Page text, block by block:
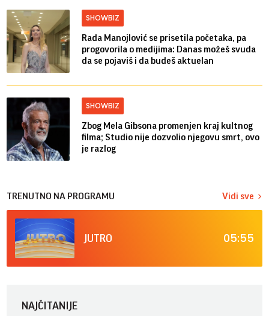
SHOWBIZ
Rada Manojlović se prisetila početaka, pa
progovorila o medijima: Danas možeš svuda
da se pojaviš i da budeš aktuelan
SHOWBIZ
Zbog Mela Gibsona promenjen kraj kultnog
filma; Studio nije dozvolio njegovu smrt, ovo
je razlog
TRENUTNO NA PROGRAMU Vidi sve
JUTRO 05:55
NAJČITANIJE